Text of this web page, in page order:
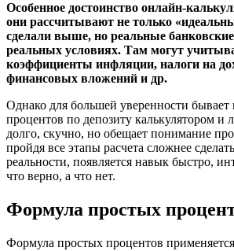
Особенное достоинство онлайн-
они рассчитывают не только
сделали выше, но реальные
реальных условиях. Там могут
коэффициенты инфляции, налоги на
финансовых вложений и др.
Однако для большей уверенности бывает
процентов по депозиту калькулятором и
долго, скучно, но обещает понимание
пройдя все этапы расчета сложнее
реальности, появляется навык быстро,
что верно, а что нет.
Формула простых
Формула простых процентов